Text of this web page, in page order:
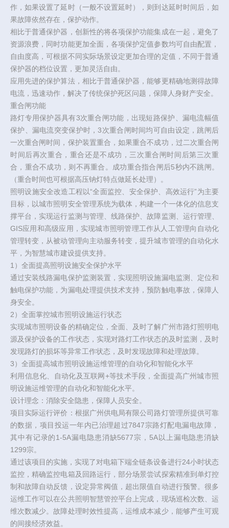
作，如果设置了延时（一般不设置延时），则到达延时时间后，如
果故障依然存在，保护动作。
相比于普通保护器，创新性的将各项保护功能集成在一起，避免了
资源浪费，同时功能更加全面，各项保护定值参数均可自由配置，
自由度高，可根据不同实际场景设定更加合理的定值，不同于普通
保护器的档位设置，更加灵活自由。
应用先进的保护算法，相比于普通保护器，能够更精确地测得故障
电流，迅速动作，解决了传统保护死区问题，保障人身财产安全。
重合闸功能
路灯专用保护器具有3次重合闸功能，出现短路保护、漏电流幅值
保护、漏电流突变保护时，3次重合闸时间均可自由设定，跳闸后
一次重合闸时间，保护装置重合，如果重合不成功，过二次重合闸
时间后再次重合，重合还是不成功，三次重合闸时间后第三次重
合，重合不成功，则不再重合。成功重合指合闸后5秒内不跳闸。
（重合时间也可根据高压钠灯特点做延长处理）。
照明设施安全改造工程以“全面监控、安全保护、高效运行”为主要
目标，以城市照明安全管理系统为载体，构建一个一体化的信息支
撑平台，实现运行监测与管理、线路保护、故障监测、运行管理、
GIS应用和高级应用，实现城市照明管理工作从人工管理向自动化
管理转变，从被动管理向主动服务转变，提升城市管理的自动化水
平，为智慧城市建设提供支持。
1）全面提高照明设施安全保护水平
通过安装线路漏电保护监测装置，实现照明设施漏电监测、定位和
触电保护功能，为漏电处理提供技术支持，预防触电事故，保障人
身安全。
2）全面掌控城市照明设施运行状态
实现城市照明设备的精确定位，全面、及时了解广州市路灯照明电
源及保护设备的工作状态，实现对路灯工作状态的及时监测，及时
发现路灯的损坏等异常工作状态，及时发现故障和处理故障。
3）全面提高城市照明设施运维管理的自动化和智能化水平
利用信息化、自动化及互联网+等技术手段，全面提高广州城市照
明设施运维管理的自动化和智能化水平。
设计理念：消除安全隐患，保障人员安全。
项目实际运行评价：根据广州供电局有限公司路灯管理所提供可靠
的数据，项目投运一年内已治理超过7847宗路灯配电漏电故障，
其中有记录的1-5A漏电隐患消缺5677宗，5A以上漏电隐患消缺
1299宗。
通过该项目的实施，实现了对电箱下端全链条设备进行24小时状态
监控，精确监控电箱及回路运行，部分场景尝试探索精准到单灯控
制和故障自动反馈，设定异常阀值，超出限值自动进行预警。很多
运维工作可以在公共照明智慧管控平台上完成，现场巡检次数、运
维次数减少。故障处理时效性提高，运维成本减少，能够产生可观
的间接经济效益。